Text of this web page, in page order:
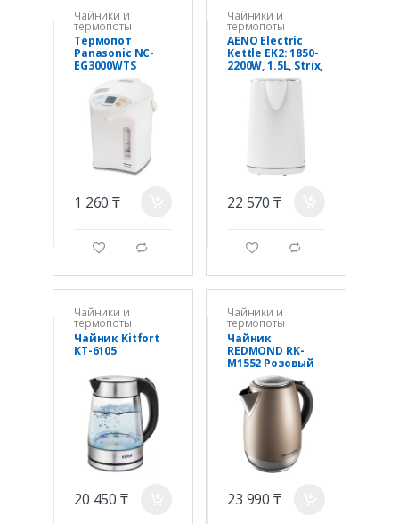
Чайники и
термопоты
Термопот
Panasonic NC-
EG3000WTS
1 260 ₸
g d
Чайники и
термопоты
AENO Electric
Kettle EK2: 1850-
2200W, 1.5L, Strix,
Double-walls,
Non-heating
body, Auto Power
22 570 ₸
g d
Чайники и
термопоты
Чайник Kitfort
КТ-6105
20 450 ₸
Чайники и
термопоты
Чайник
REDMOND RK-
M1552 Розовый
23 990 ₸